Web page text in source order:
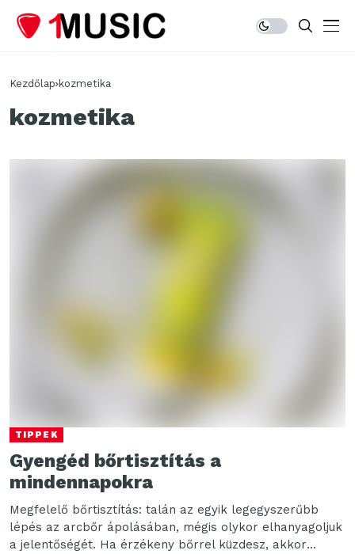
Kezdőlap kozmetika
kozmetika
TIPPEK
Gyengéd bőrtisztítás a
mindennapokra
Megfelelő bőrtisztítás: talán az egyik legegyszerűbb
lépés az arcbőr ápolásában, mégis olykor elhanyagoljuk
a jelentőségét. Ha érzékeny bőrrel küzdesz, akkor